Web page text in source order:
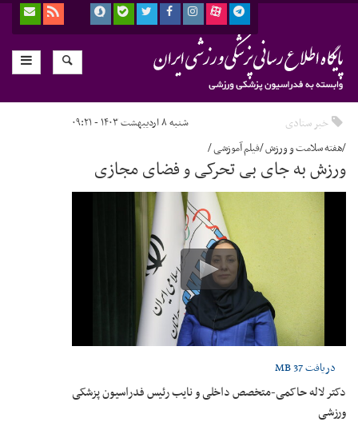
خبر ستادی شنبه ۸ اردیبهشت ۱۴۰۳ - ۰۹:۲۱
/هفته سلامت و ورزش /فیلم آموزشی /
ورزش به جای بی تحرکی و فضای مجازی
دریافت37 MB
دکتر لاله حاکمی-متخصص داخلی و نایب رئیس فدراسیون پزشکی
ورزشی